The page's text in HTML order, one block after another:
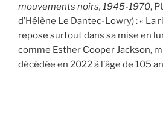
mouvements noirs, 1945-1970,
d’Hélène Le Dantec-Lowry) : « La
repose surtout dans sa mise en
comme Esther Cooper Jackson,
décédée en 2022 à l’âge de 105